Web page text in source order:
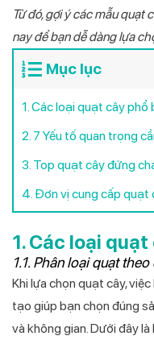
Từ đó, gợi ý các mẫu quạt
nay để bạn dễ dàng lựa
Mục lục
1. Các loại quạt cây phổ
2. 7 Yếu tố quan trọng
3. Top quạt cây đứng
4. Đơn vị cung cấp quạt
1. Các loại
1.1. Phân loại quạt
Khi lựa chọn quạt cây,
tạo giúp bạn chọn đúng
và không gian. Dưới đây